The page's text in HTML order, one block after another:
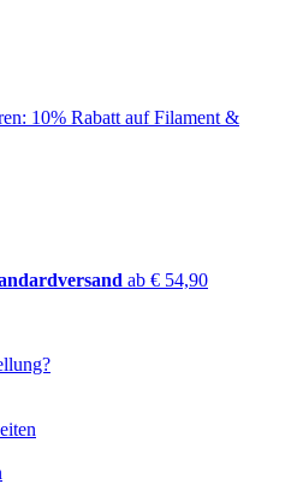
10% Rabatt auf Filament &
ab € 54,90